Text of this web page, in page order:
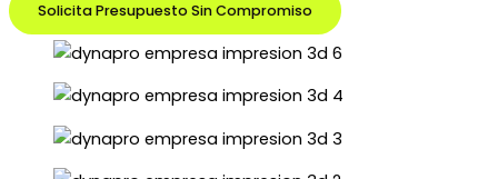
Solicita Presupuesto Sin Compromiso